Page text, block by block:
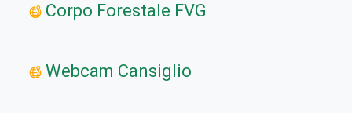
Corpo Forestale FVG
Webcam Cansiglio